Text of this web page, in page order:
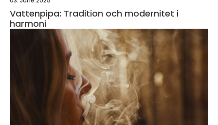
Vattenpipa: Tradition och modernitet i
harmoni